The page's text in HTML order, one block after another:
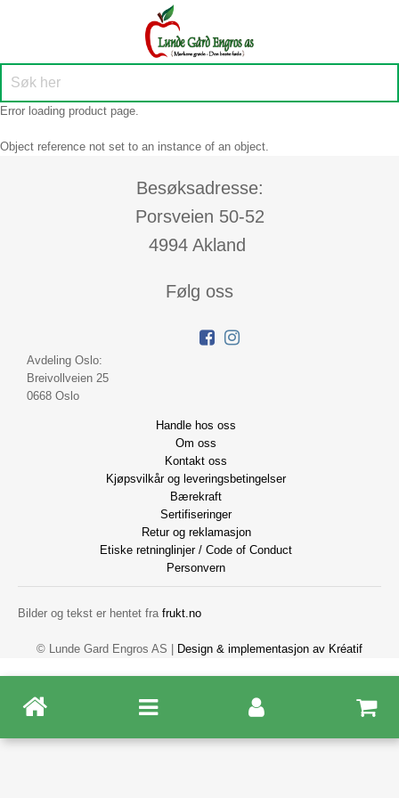
Error loading product page.
Object reference not set to an instance of an object.
Besøksadresse:
Porsveien 50-52
4994 Akland
Følg oss
Avdeling Oslo:
Breivollveien 25
0668 Oslo
Handle hos oss
Om oss
Kontakt oss
Kjøpsvilkår og leveringsbetingelser
Bærekraft
Sertifiseringer
Retur og reklamasjon
Etiske retninglinjer / Code of Conduct
Personvern
Bilder og tekst er hentet fra frukt.no
© Lunde Gard Engros AS | Design & implementasjon av Kréatif